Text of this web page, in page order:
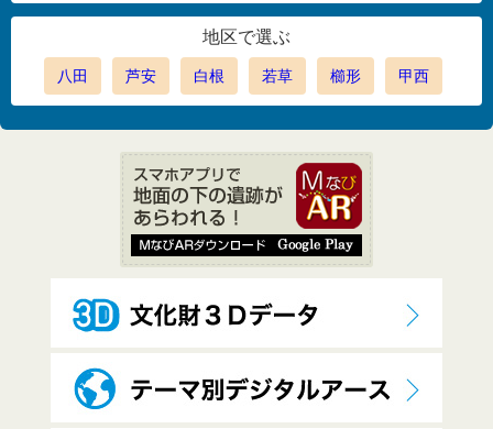
地区で選ぶ
八田 芦安 白根 若草 櫛形 甲西